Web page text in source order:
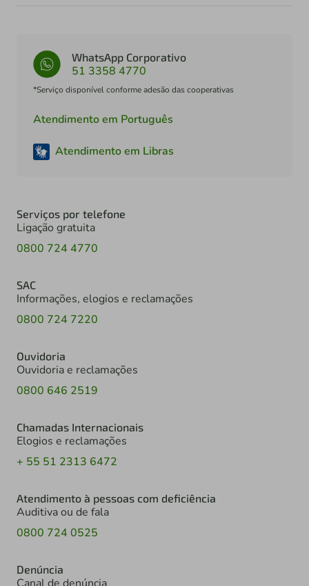
WhatsApp Corporativo
51 3358 4770
*Serviço disponível conforme adesão das cooperativas
Atendimento em Português
Atendimento em Libras
Serviços por telefone
Ligação gratuita
0800 724 4770
SAC
Informações, elogios e reclamações
0800 724 7220
Ouvidoria
Ouvidoria e reclamações
0800 646 2519
Chamadas Internacionais
Elogios e reclamações
+ 55 51 2313 6472
Atendimento à pessoas com deficiência
Auditiva ou de fala
0800 724 0525
Denúncia